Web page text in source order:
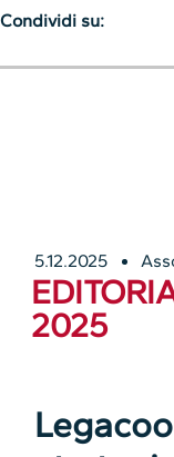
5.12.2025
2025
Condividi su: